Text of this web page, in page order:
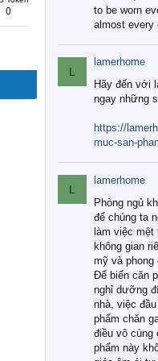
0
to be worn
almost every
L
lamerhome
Hãy đến với
ngay những
https://
muc-san-
L
lamerhome
Phòng ngủ
để chúng ta
làm việc
không gian
mỹ và phong
Để biến căn
nghỉ dưỡng
nhà, việc
phẩm chăn
điều vô cùng
phẩm này